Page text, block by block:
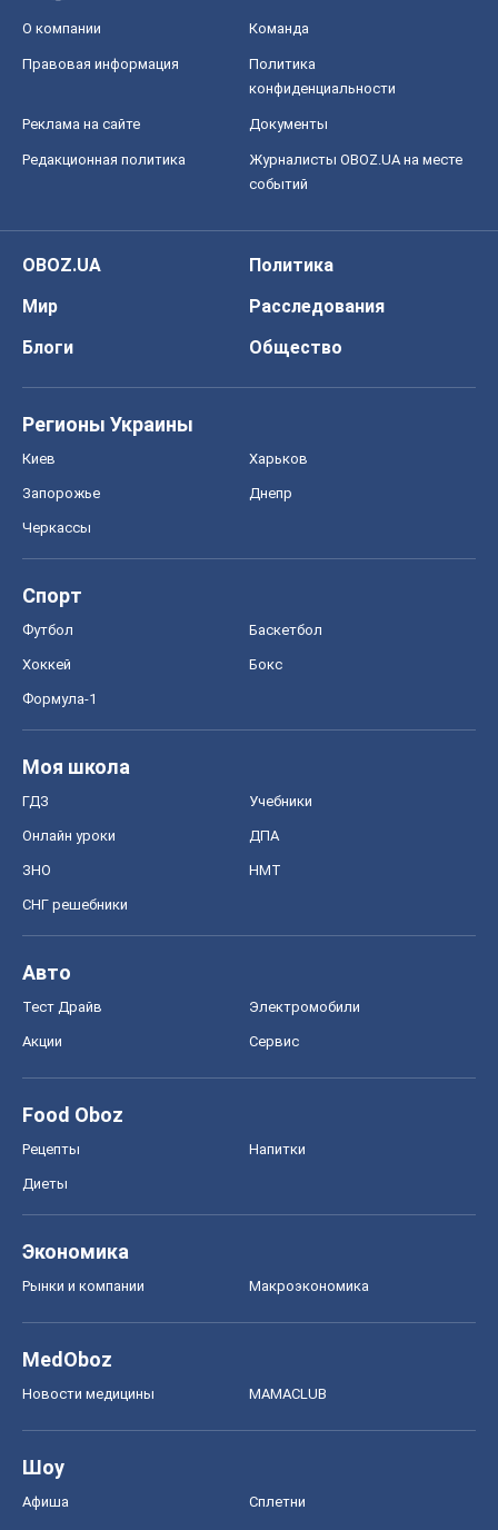
О компании Команда
Правовая информация
Политика
конфиденциальности
Реклама на сайте Документы
Редакционная политика
Журналисты OBOZ.UA на месте
событий
OBOZ.UA
Политика
Мир
Расследования
Блоги
Общество
Регионы Украины
Киев Харьков
Запорожье Днепр
Черкассы
Спорт
Футбол Баскетбол
Хоккей Бокс
Формула-1
Моя школа
ГДЗ Учебники
Онлайн уроки ДПА
ЗНО НМТ
СНГ решебники
Авто
Тест Драйв Электромобили
Акции Сервис
Food Oboz
Рецепты Напитки
Диеты
Экономика
Рынки и компании Mакроэкономика
MedOboz
Новости медицины MAMACLUB
Шоу
Афиша Сплетни